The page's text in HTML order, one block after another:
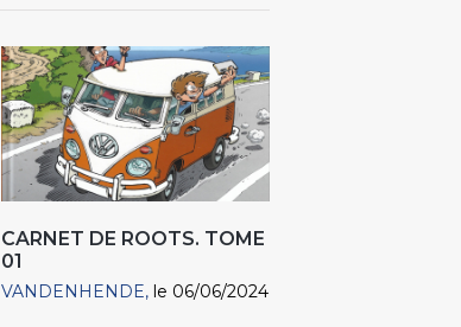
CARNET DE ROOTS. TOME
01
VANDENHENDE le 06/06/2024